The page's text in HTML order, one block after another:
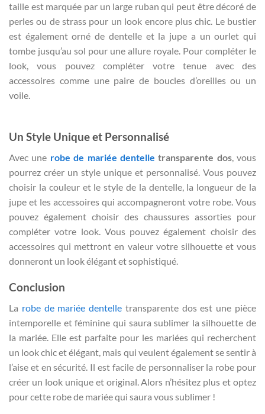
taille est marquée par un large ruban qui peut être décoré de
perles ou de strass pour un look encore plus chic. Le bustier
est également orné de dentelle et la jupe a un ourlet qui
tombe jusqu’au sol pour une allure royale. Pour compléter le
look, vous pouvez compléter votre tenue avec des
accessoires comme une paire de boucles d’oreilles ou un
voile.
Un Style Unique et Personnalisé
Avec une robe de mariée dentelle transparente dos, vous
pourrez créer un style unique et personnalisé. Vous pouvez
choisir la couleur et le style de la dentelle, la longueur de la
jupe et les accessoires qui accompagneront votre robe. Vous
pouvez également choisir des chaussures assorties pour
compléter votre look. Vous pouvez également choisir des
accessoires qui mettront en valeur votre silhouette et vous
donneront un look élégant et sophistiqué.
Conclusion
La robe de mariée dentelle transparente dos est une pièce
intemporelle et féminine qui saura sublimer la silhouette de
la mariée. Elle est parfaite pour les mariées qui recherchent
un look chic et élégant, mais qui veulent également se sentir à
l’aise et en sécurité. Il est facile de personnaliser la robe pour
créer un look unique et original. Alors n’hésitez plus et optez
pour cette robe de mariée qui saura vous sublimer !